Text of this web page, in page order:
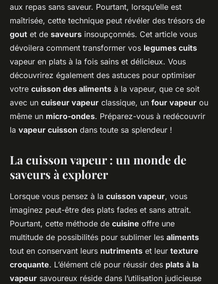
aux repas sans saveur. Pourtant, lorsqu’elle est
maîtrisée, cette technique peut révéler des trésors de
gout et de saveurs insoupçonnés. Cet article vous
dévoilera comment transformer vos legumes cuits
vapeur en plats à la fois sains et délicieux. Vous
découvrirez également des astuces pour optimiser
votre cuisson des aliments à la vapeur, que ce soit
avec un cuiseur vapeur classique, un four vapeur ou
même un micro-ondes. Préparez-vous à redécouvrir
la vapeur cuisson dans toute sa splendeur !
La cuisson vapeur : un monde de
saveurs à explorer
Lorsque vous pensez à la cuisson vapeur, vous
imaginez peut-être des plats fades et sans attrait.
Pourtant, cette méthode de cuisine offre une
multitude de possibilités pour sublimer les aliments
tout en conservant leurs nutriments et leur texture
croquante. L’élément clé pour réussir des plats à la
vapeur savoureux réside dans l’utilisation judicieuse